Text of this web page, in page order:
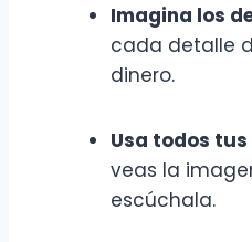
Imagina los
cada detalle
dinero.
Usa todos
veas la
escúchala.